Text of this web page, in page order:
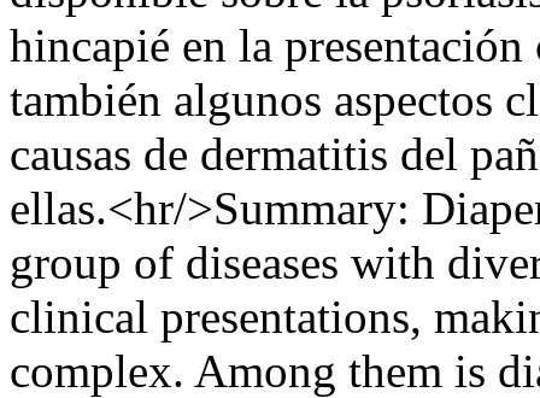
hincapié en la
también algunos aspectos
causas de dermatitis del
ellas.<hr/>Summary:
group of diseases with
clinical presentations,
complex. Among them is